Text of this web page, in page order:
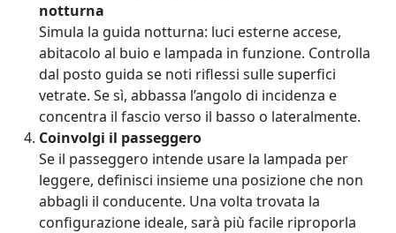
notturna
Simula la guida notturna: luci esterne accese,
abitacolo al buio e lampada in funzione. Controlla
dal posto guida se noti riflessi sulle superfici
vetrate. Se sì, abbassa l’angolo di incidenza e
concentra il fascio verso il basso o lateralmente.
Coinvolgi il passeggero
Se il passeggero intende usare la lampada per
leggere, definisci insieme una posizione che non
abbagli il conducente. Una volta trovata la
configurazione ideale, sarà più facile riproporla